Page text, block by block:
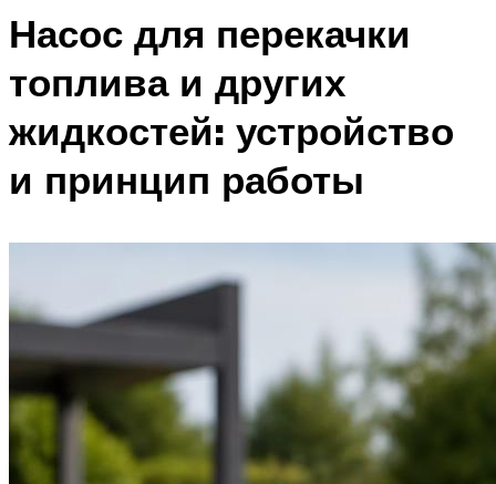
Насос для перекачки
топлива и других
жидкостей: устройство
и принцип работы